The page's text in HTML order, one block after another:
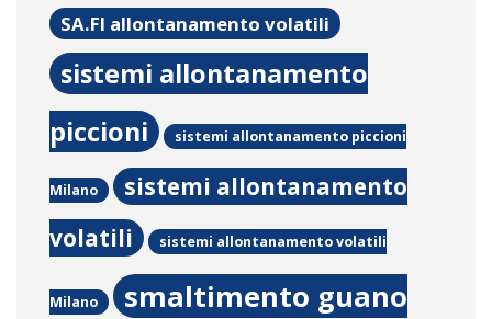
SA.FI allontanamento volatili
sistemi allontanamento
piccioni
sistemi allontanamento piccioni
Milano
sistemi allontanamento
volatili
sistemi allontanamento volatili
Milano
smaltimento guano